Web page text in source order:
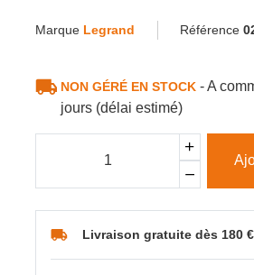
Marque Legrand Référence
NON GÉRÉ EN STOCK- A
jours (délai estimé)
Livraison gratuite dès 180